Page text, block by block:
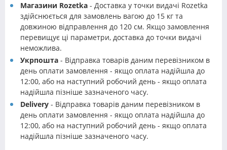
Магазини Rozetka - Доставка у точки видачі Rozetka
здійснюється для замовлень вагою до 15 кг та
довжиною відправлення до 120 см. Якщо замовлення
перевищує ці параметри, доставка до точки видачі
неможлива.
Укрпошта - Відправка товарів даним перевізником в
день оплати замовлення - якщо оплата надійшла до
12:00, або на наступний робочий день - якщо оплата
надійшла пізніше зазначеного часу.
Delivery - Відправка товарів даним перевізником в
день оплати замовлення - якщо оплата надійшла до
12:00, або на наступний робочий день - якщо оплата
надійшла пізніше зазначеного часу.